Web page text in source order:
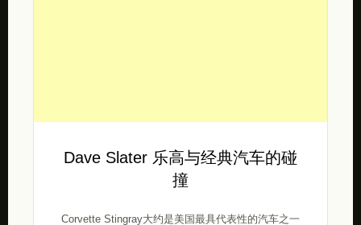
Dave Slater 乐高与经典汽车的碰
撞
Corvette Stingray大约是美国最具代表性的汽车之一